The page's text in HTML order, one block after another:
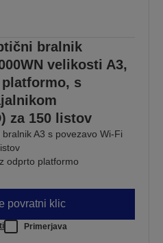
bralnik
velikosti A3,
s
za 150 listov
A3 s povezavo Wi-Fi
odprto platformo
povratni klic
Primerjava